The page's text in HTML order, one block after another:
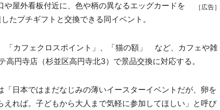
［広告］
屋外看板付近に、色や柄の異なるエッグカードを
たプチギフトと交換できる同イベント。
カフェクロスポイント」、「猫の額」 など、カフェや雑
円寺店（杉並区高円寺北3）で景品交換に対応する。
日本ではまだなじみの薄いイースターイベントだが、卵を
れば。子どもから大人まで気軽に参加してほしい」と呼び